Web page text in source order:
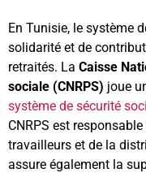
En Tunisie, le système
solidarité et de
retraités. La Caisse
sociale (CNRPS) joue
système de sécurité
CNRPS est
travailleurs et de la
assure également la